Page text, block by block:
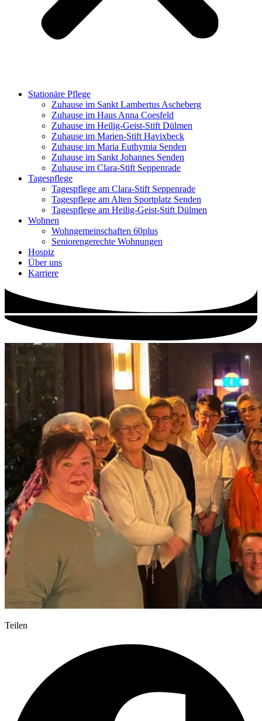
Stationäre Pflege
Zuhause im Sankt Lambertus Ascheberg
Zuhause im Haus Anna Coesfeld
Zuhause im Heilig-Geist-Stift Dülmen
Zuhause im Marien-Stift Havixbeck
Zuhause im Maria Euthymia Senden
Zuhause im Sankt Johannes Senden
Zuhause im Clara-Stift Seppenrade
Tagespflege
Tagespflege am Clara-Stift Seppenrade
Tagespflege am Alten Sportplatz Senden
Tagespflege am Heilig-Geist-Stift Dülmen
Wohnen
Wohngemeinschaften 60plus
Seniorengerechte Wohnungen
Hospiz
Über uns
Karriere
Teilen